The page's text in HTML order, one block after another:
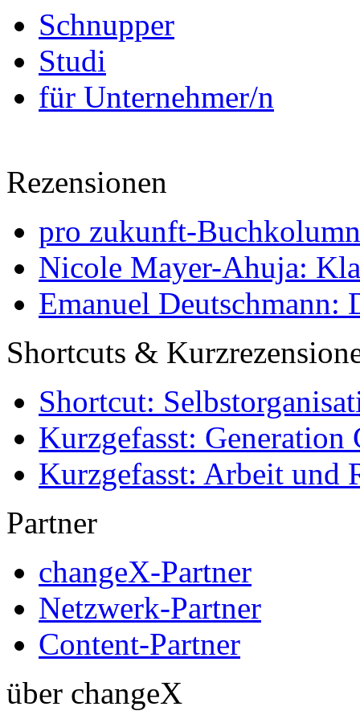
Schnupper
Studi
für Unternehmer/n
Rezensionen
pro zukunft-
Nicole Mayer-Ahuja:
Emanuel Deutschmann:
Shortcuts &
Shortcut:
Kurzgefasst: Generation
Kurzgefasst: Arbeit und
Partner
changeX-Partner
Netzwerk-Partner
Content-Partner
über changeX